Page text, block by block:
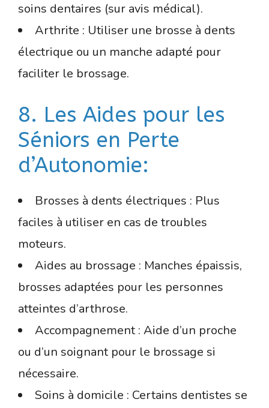
soins dentaires (sur avis médical).
Arthrite : Utiliser une brosse à dents
électrique ou un manche adapté pour
faciliter le brossage.
8. Les Aides pour les
Séniors en Perte
d’Autonomie:
Brosses à dents électriques : Plus
faciles à utiliser en cas de troubles
moteurs.
Aides au brossage : Manches épaissis,
brosses adaptées pour les personnes
atteintes d’arthrose.
Accompagnement : Aide d’un proche
ou d’un soignant pour le brossage si
nécessaire.
Soins à domicile : Certains dentistes se